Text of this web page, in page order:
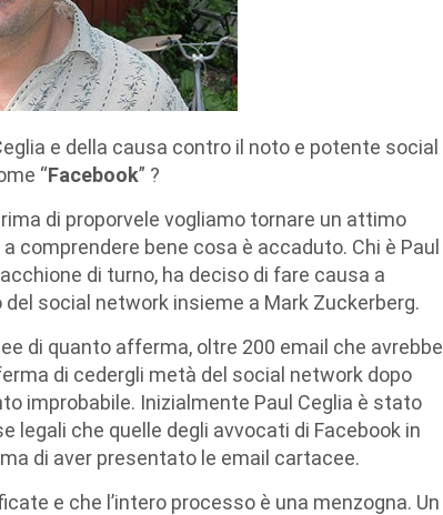
e della causa contro il noto e potente social
“Facebook” ?
di proporvele vogliamo tornare un attimo
comprendere bene cosa è accaduto. Chi è Paul
di turno, ha deciso di fare causa a
social network insieme a Mark Zuckerberg.
di quanto afferma, oltre 200 email che avrebbe
di cedergli metà del social network dopo
improbabile. Inizialmente Paul Ceglia è stato
legali che quelle degli avvocati di Facebook in
di aver presentato le email cartacee.
e che l’intero processo è una menzogna. Un